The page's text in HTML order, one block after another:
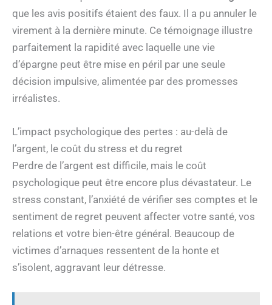
que les avis positifs étaient des faux. Il a pu annuler le
virement à la dernière minute. Ce témoignage illustre
parfaitement la rapidité avec laquelle une vie
d’épargne peut être mise en péril par une seule
décision impulsive, alimentée par des promesses
irréalistes.
L’impact psychologique des pertes : au-delà de
l’argent, le coût du stress et du regret
Perdre de l’argent est difficile, mais le coût
psychologique peut être encore plus dévastateur. Le
stress constant, l’anxiété de vérifier ses comptes et le
sentiment de regret peuvent affecter votre santé, vos
relations et votre bien-être général. Beaucoup de
victimes d’arnaques ressentent de la honte et
s’isolent, aggravant leur détresse.